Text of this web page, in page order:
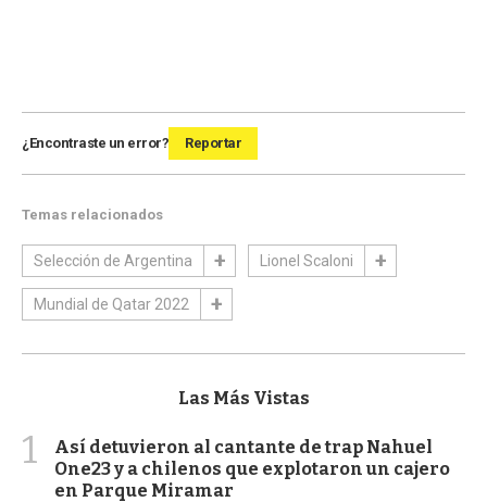
¿Encontraste un error? Reportar
Temas relacionados
Selección de Argentina Lionel Scaloni
Mundial de Qatar 2022
Las Más Vistas
1
Así detuvieron al cantante de trap Nahuel
One23 y a chilenos que explotaron un cajero
en Parque Miramar